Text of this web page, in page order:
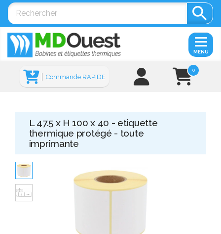

0
Commande RAPIDE
MENU
L 47.5 x H 100 x 40 - etiquette
thermique protégé - toute
imprimante